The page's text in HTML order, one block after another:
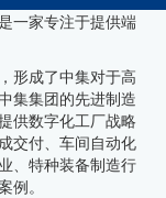
一家专注于提供端
形成了中集对于高
集集团的先进制造
供数字化工厂战略
交付、车间自动化
、特种装备制造行
例。